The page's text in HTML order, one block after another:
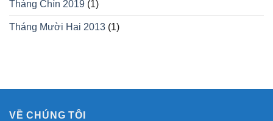
Tháng Chín 2019 (1)
Tháng Mười Hai 2013 (1)
VỀ CHÚNG TÔI